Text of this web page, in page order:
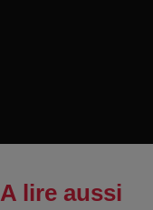
A lire aussi